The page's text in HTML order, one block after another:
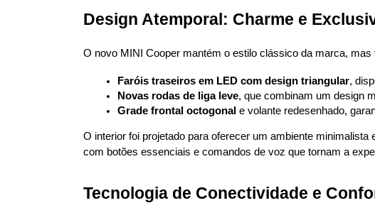
Design Atemporal: Charme e
O novo MINI Cooper mantém o estilo clássico da marca, mas
Faróis traseiros em LED com design triangular,
Novas rodas de liga leve, que combinam um design
Grade frontal octogonal e volante redesenhado,
O interior foi projetado para oferecer um ambiente minimalista
com botões essenciais e comandos de voz que tornam a
Tecnologia de Conectividade e